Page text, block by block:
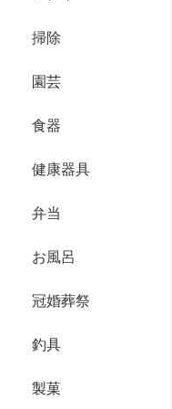
掃除
園芸
食器
健康器具
弁当
お風呂
冠婚葬祭
釣具
製菓